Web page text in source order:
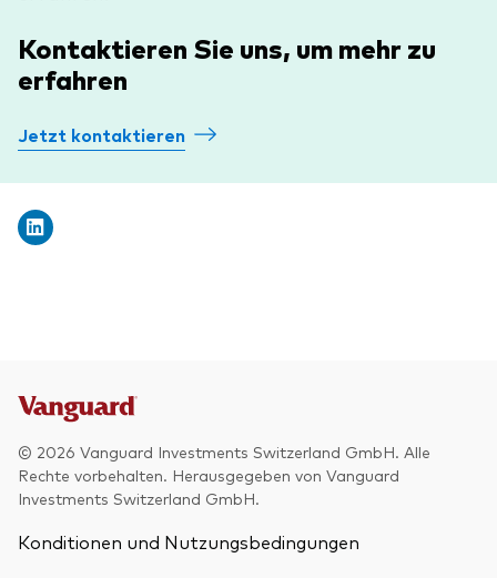
Kontaktieren Sie uns, um mehr zu
erfahren
Jetzt kontaktieren
© 2026 Vanguard Investments Switzerland GmbH. Alle
Rechte vorbehalten. Herausgegeben von Vanguard
Investments Switzerland GmbH.
Konditionen und Nutzungsbedingungen